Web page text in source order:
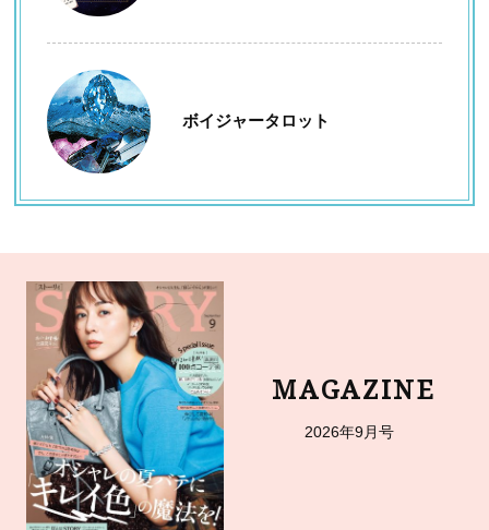
ボイジャータロット
MAGAZINE
2026年9月号